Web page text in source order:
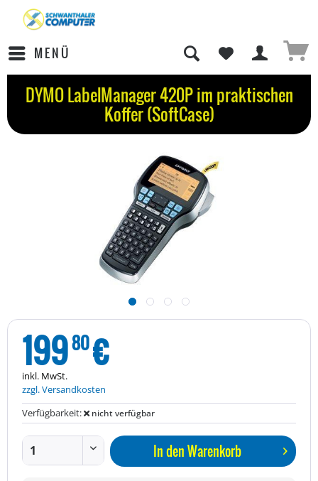
MENÜ
DYMO LabelManager 420P im praktischen
Koffer (SoftCase)
19980€
inkl. MwSt.
zzgl. Versandkosten
Verfügbarkeit:
nicht verfügbar
In denWarenkorb